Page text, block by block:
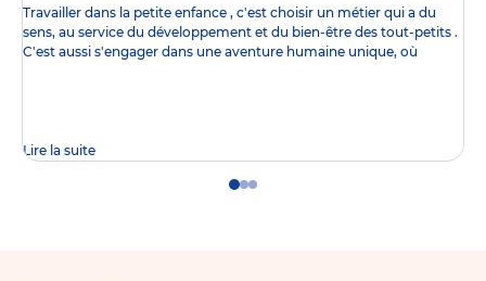
Travailler dans la petite enfance , c'est choisir un métier qui a du
sens, au service du développement et du bien-être des tout-petits .
C'est aussi s'engager dans une aventure humaine unique, où
Lire la suite
GoGoGo